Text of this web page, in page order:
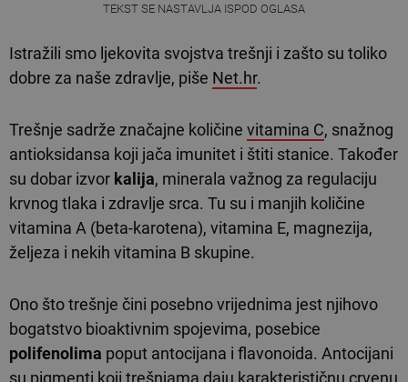
TEKST SE NASTAVLJA ISPOD OGLASA
Istražili smo ljekovita svojstva trešnji i zašto su toliko
dobre za naše zdravlje, piše Net.hr.
Trešnje sadrže značajne količine vitamina C, snažnog
antioksidansa koji jača imunitet i štiti stanice. Također
su dobar izvor kalija, minerala važnog za regulaciju
krvnog tlaka i zdravlje srca. Tu su i manjih količine
vitamina A (beta-karotena), vitamina E, magnezija,
željeza i nekih vitamina B skupine.
Ono što trešnje čini posebno vrijednima jest njihovo
bogatstvo bioaktivnim spojevima, posebice
polifenolima poput antocijana i flavonoida. Antocijani
su pigmenti koji trešnjama daju karakterističnu crvenu